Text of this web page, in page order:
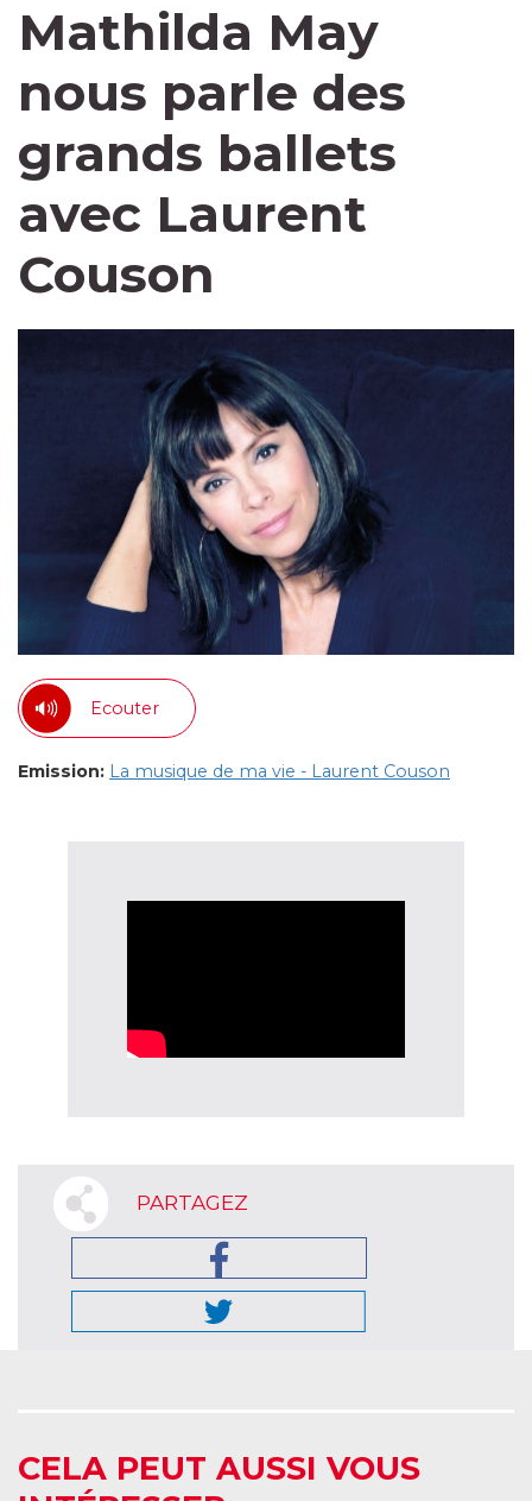
Mathilda May
nous parle des
grands ballets
avec Laurent
Couson
Ecouter
Emission: La musique de ma vie - Laurent Couson
PARTAGEZ
CELA PEUT AUSSI VOUS